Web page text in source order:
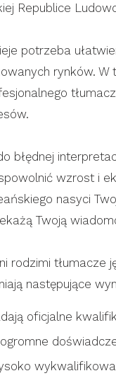
Republice
potrzeba
rynków.
błędnej
wzrost i
nasyci
Twoją
rodzimi tłumacze
następujące
oficjalne